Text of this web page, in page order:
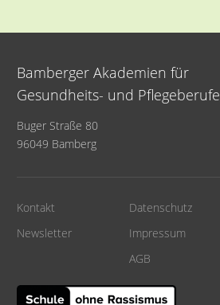
Bamberger Akademien für
Gesundheits- und Pflegeberufe
Buger Straße 80
96049 Bamberg
Kontakt
Newsletter
Datenschutz
Impressum
AGB